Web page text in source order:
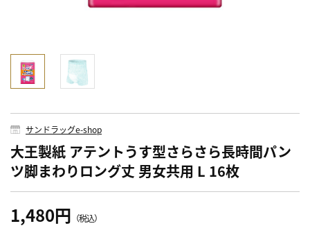
サンドラッグe-shop
大王製紙 アテントうす型さらさら長時間パン
ツ脚まわりロング丈 男女共用 L 16枚
1,480円 （税込）